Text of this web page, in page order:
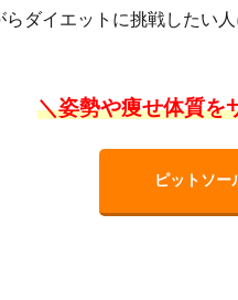
らダイエットに挑戦したい
＼姿勢や痩せ体質を
ピットソー